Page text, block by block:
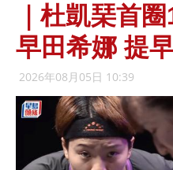
｜杜凱琹首
早田希娜 提
2026年08月05日 10:39